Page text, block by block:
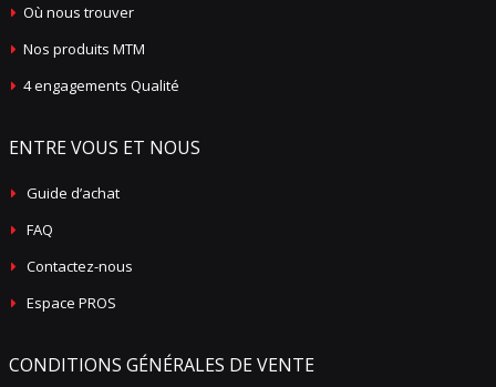
Où nous trouver
Nos produits MTM
4 engagements Qualité
ENTRE VOUS ET NOUS
Guide d’achat
FAQ
Contactez-nous
Espace PROS
CONDITIONS GÉNÉRALES DE VENTE